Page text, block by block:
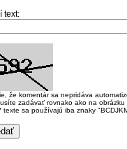
text:
že komentár sa nepridáva
zadávať rovnako ako na
texte sa používajú iba znaky